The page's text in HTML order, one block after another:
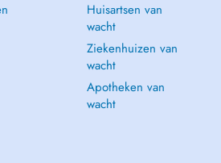
Huisartsen van
wacht
Ziekenhuizen van
wacht
Apotheken van
wacht